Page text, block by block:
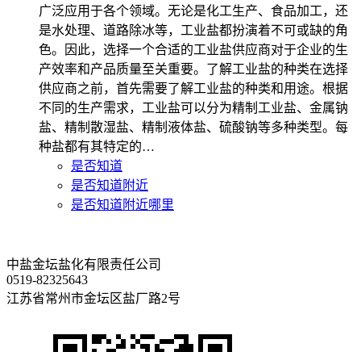
广泛应用于各个领域。无论是化工生产、食品加工，还
是水处理、道路除冰等，工业盐都扮演着不可或缺的角
色。因此，选择一个合适的工业盐供应商对于企业的生
产效率和产品质量至关重要。了解工业盐的种类在选择
供应商之前，首先需要了解工业盐的种类和用途。根据
不同的生产需求，工业盐可以分为精制工业盐、金属钠
盐、精制散湿盐、精制液体盐、硫酸钠等多种类型。每
种盐都有其特定的…
是否知道
是否知道附近
是否知道附近哪里
中盐金坛盐化有限责任公司
0519-82325643
江苏省常州市金坛区盐厂路2号